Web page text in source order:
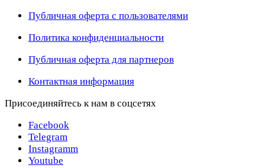
Публичная оферта с пользователями
Политика конфиденциальности
Публичная оферта для партнеров
Контактная информация
Присоединяйтесь к нам в соцсетях
Facebook
Telegram
Instagramm
Youtube